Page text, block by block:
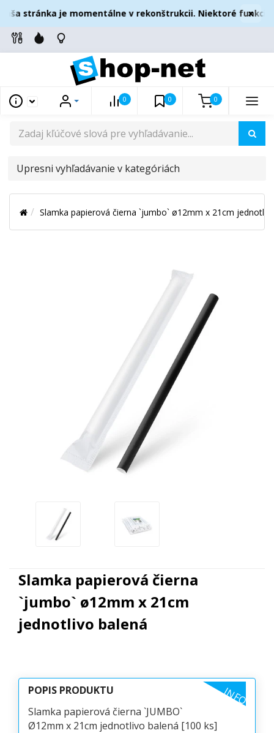
stránka je momentálne v rekonštrukcii. Niektoré funkcie
×
0 0 0
UPRESNI
V
KATEGÓRIÁCH
Slamka papierová čierna `jumbo` ø12mm x 21cm
Slamka papierová čierna
`jumbo` ø12mm x 21cm
jednotlivo balená
POPIS PRODUKTU INFO
Slamka papierová čierna `JUMBO`
Ø12mm x 21cm jednotlivo balená [100 ks]